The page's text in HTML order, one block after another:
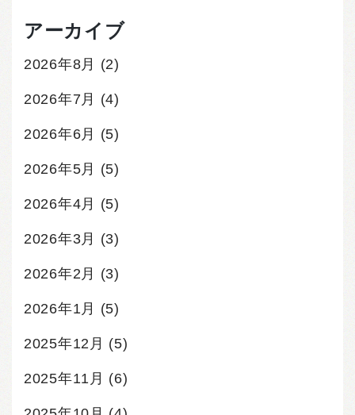
アーカイブ
2026年8月 (2)
2026年7月 (4)
2026年6月 (5)
2026年5月 (5)
2026年4月 (5)
2026年3月 (3)
2026年2月 (3)
2026年1月 (5)
2025年12月 (5)
2025年11月 (6)